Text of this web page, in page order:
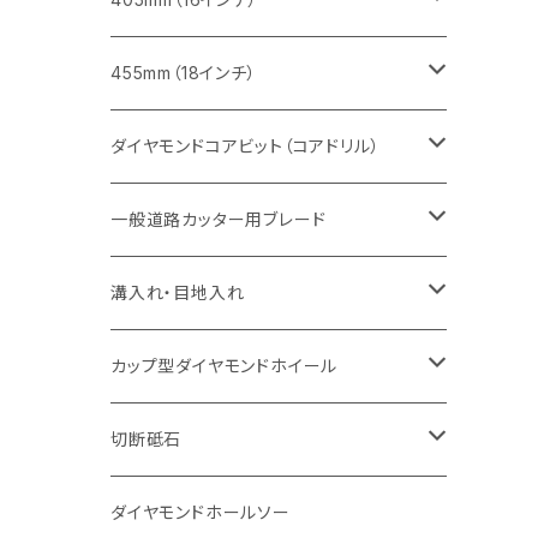
FRP切断用
塩ビ管・キッチンパネル切断用
大理石
ヒューム管・U字溝切断用
鋳鉄管切断用
ヒューム管・U字溝切断用
インターロッキング切断用
鋳鉄管切断用
ヒューム管・U字溝切断用
インターロッキング切断用
一般道路カッター用
ヒューム管・U字溝切断用
アスファルト切断用
一般道路カッター用
セグメント（特殊凹凸加工チップ
セグメントタイプ
コンクリート切断用
セグメント
セグメント（特殊凸凹加工チップ
ブロック切断用
セグメント
セグメント（特殊凸凹加工チップ
レンガ切断用
セグメント
セグメント（特殊凸凹加工チップ
インターロッキング切断用
セグメントタイプ
一般道路カッター用
鋳鉄管切断用
セグメントタイプ
埋設鋳鉄管工事対応タイプ
ヒューム管・U字溝切断用
セグメント
アスファルト切断用
セグメント
セグメント（特殊凸凹加工チップ
鉄筋コンクリート切断用
セグメントタイプ
コンクリート切断用
セグメント
セグメント（特殊凸凹加工チップ
ブロック切断用
セグメント
セグメント（特殊凸凹加工チップ
レンガ切断用
セグメント
セグメント（特殊凸凹加工チップ
インターロッキング切断用
セグメントタイプ
一般道路カッター用
鋳鉄管切断用
セグメントタイプ
ヒューム管・U字溝切断用
みかげ石（御影石）切断用
セグメントタイプ
コンクリート切断用
セグメントタイプ
一般道路カッター用
鉄筋コンクリート切断用
セグメントタイプ
インターロッキング切断用
セグメントタイプ
一般道路カッター用
鋳鉄管切断用
セグメントタイプ
埋設鋳鉄管工事対応タイプ
ヒューム管・U字溝切断用
セグメントタイプ
アスファルト切断用
455mm（18インチ）
道路コンクリート切断用
道路アスファルト切断用
ダイヤモンドコアビット（コアドリル）
Aロット
有効長 250mm
有効長 370mm
Ｃロット
有効長 250mm
M27
有効長 250mm
一般道路カッター用ブレード
道路（アスファルト用）
255mm（10インチ）
305mm（12インチ）
道路（コンクリート舗装面）
255mm（10インチ）
305mm（12インチ）
道路（アス・コン兼用）
305mm（12インチ）
溝入れ・目地入れ
V型チップ
ストレート型チップ
U型チップ
カップ型ダイヤモンドホイール
100mm（4インチ）
125mm（5インチ）
切断砥石
金属用
ダイヤモンドホールソー